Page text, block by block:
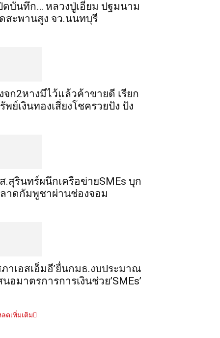
ดบันทึก… หลวงปู่เอี่ยม ​ปฐม​นาม​
สะพานสูง​ จว.นนทบุรี
จก​2​หาง​มีไว้แล้ว​ค้าขาย​ดี​ เรียก​
พย์เงินทอง​เสี่ยงโชค​รวยปัง​ ปัง​
.สุรินทร์ผนึกเครือข่ายSMEs บุก
าดกัมพูชาผ่านช่องจอม
ภาเอสเอ็มอี’ยื่นกมธ.งบประมาณ
นอมาตรการการเงินช่วย’SMEs’
ดเพิ่มเติม